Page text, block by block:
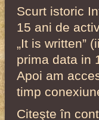
Scurt istoric
15 ani de
„It is written”
prima data in
Apoi am
timp
Citeşte în